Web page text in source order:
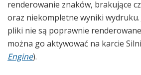
renderowanie znaków, brakujące
oraz niekompletne wyniki wydruku.
pliki nie są poprawnie
można go aktywować na karcie
Engine).